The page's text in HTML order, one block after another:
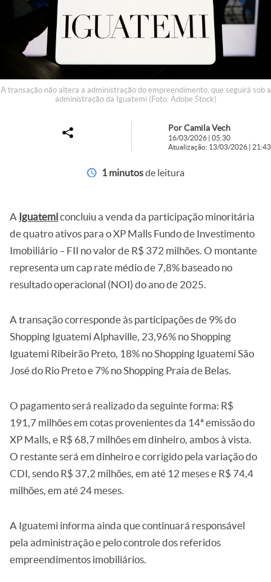
A transação não altera a administração do empreendimento, que seguirá sob a
administração da Iguatemi (Foto: Adobe Stock)
Por Camila Vech
16/03/2026 | 05:30
Atualização: 13/03/2026 | 21:43
1 minutosde leitura
A Iguatemiconcluiu a venda da participação minoritária
de quatro ativos para o XP Malls Fundo de Investimento
Imobiliário – FII no valor de R$ 372 milhões. O montante
representa um cap rate médio de 7,8% baseado no
resultado operacional (NOI) do ano de 2025.
A transação corresponde às participações de 9% do
Shopping Iguatemi Alphaville, 23,96% no Shopping
Iguatemi Ribeirão Preto, 18% no Shopping Iguatemi São
José do Rio Preto e 7% no Shopping Praia de Belas.
O pagamento será realizado da seguinte forma: R$
191,7 milhões em cotas provenientes da 14ª emissão do
XP Malls, e R$ 68,7 milhões em dinheiro, ambos à vista.
O restante será em dinheiro e corrigido pela variação do
CDI, sendo R$ 37,2 milhões, em até 12 meses e R$ 74,4
milhões, em até 24 meses.
A Iguatemi informa ainda que continuará responsável
pela administração e pelo controle dos referidos
empreendimentos imobiliários.